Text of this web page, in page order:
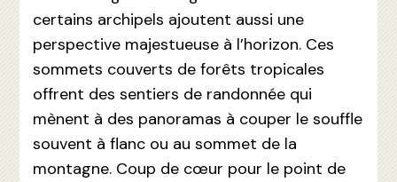
certains archipels ajoutent aussi une
perspective majestueuse à l’horizon. Ces
sommets couverts de forêts tropicales
offrent des sentiers de randonnée qui
mènent à des panoramas à couper le souffle
souvent à flanc ou au sommet de la
montagne. Coup de cœur pour le point de